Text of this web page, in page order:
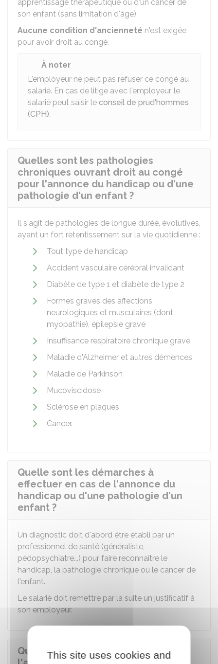
apprentissage thérapeutique ou d'un cancer de
son enfant (sans limitation d'âge).
Aucune condition d'ancienneté n'est exigée
pour avoir droit au congé.
À noter
L'employeur ne peut pas refuser ce congé au
salarié. En cas de litige avec l'employeur, le
salarié peut saisir le conseil de prud'hommes
(CPH).
Quelles sont les pathologies
chroniques ouvrant droit au congé
pour l'annonce du handicap ou d'une
pathologie d'un enfant ?
Il s'agit de pathologies de longue durée, évolutives,
ayant un fort retentissement sur la vie quotidienne :
Tout type de handicap
Accident vasculaire cérébral invalidant
Diabète de type 1 et diabète de type 2
Formes graves des affections
neurologiques et musculaires (dont
myopathie), épilepsie grave
Insuffisance respiratoire chronique grave
Maladie d'Alzheimer et autres démences
Maladie de Parkinson
Mucoviscidose
Sclérose en plaques
Cancer.
Quelle sont les démarches à
effectuer en cas de l'annonce du
handicap ou d'une pathologie d'un
enfant ?
Un diagnostic doit d'abord être établi par un
professionnel de santé (généraliste,
pédopsychiatre...) pour faire reconnaître le
handicap, la pathologie chronique ou le cancer de
l'enfant.
Le salarié doit remettre par la suite un justificatif à
son employeur.
Quelles est la durée du congé pour
This site uses cookies and